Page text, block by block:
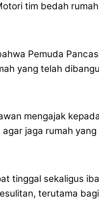
tim bedah
Pemuda
yang telah
mengajak
jaga rumah
tinggal sekaligus
terutama